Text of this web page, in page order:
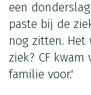
een
paste bij de
nog zitten. Het
ziek? CF
familie voor.'